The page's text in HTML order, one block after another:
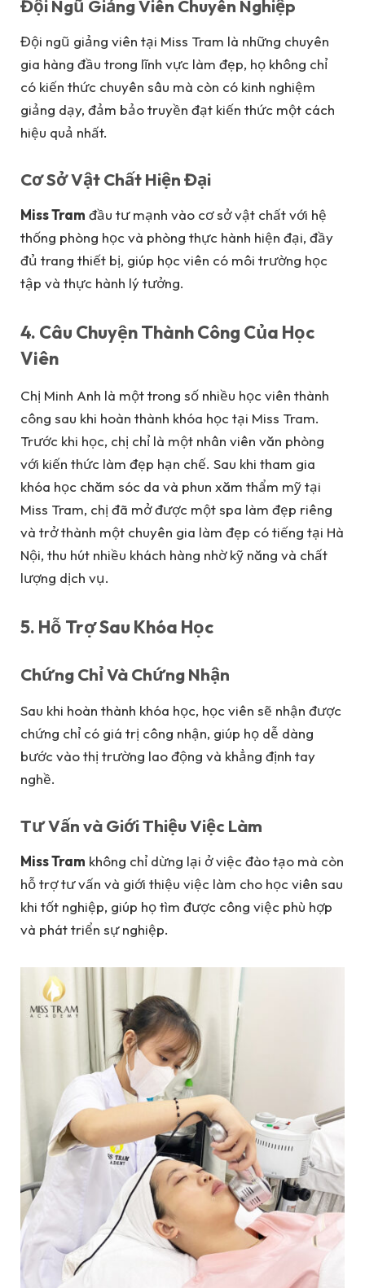
Đội Ngũ Giảng Viên Chuyên Nghiệp
Đội ngũ giảng viên tại Miss Tram là những chuyên
gia hàng đầu trong lĩnh vực làm đẹp, họ không chỉ
có kiến thức chuyên sâu mà còn có kinh nghiệm
giảng dạy, đảm bảo truyền đạt kiến thức một cách
hiệu quả nhất.
Cơ Sở Vật Chất Hiện Đại
Miss Tram đầu tư mạnh vào cơ sở vật chất với hệ
thống phòng học và phòng thực hành hiện đại, đầy
đủ trang thiết bị, giúp học viên có môi trường học
tập và thực hành lý tưởng.
4. Câu Chuyện Thành Công Của Học
Viên
Chị Minh Anh là một trong số nhiều học viên thành
công sau khi hoàn thành khóa học tại Miss Tram.
Trước khi học, chị chỉ là một nhân viên văn phòng
với kiến thức làm đẹp hạn chế. Sau khi tham gia
khóa học chăm sóc da và phun xăm thẩm mỹ tại
Miss Tram, chị đã mở được một spa làm đẹp riêng
và trở thành một chuyên gia làm đẹp có tiếng tại Hà
Nội, thu hút nhiều khách hàng nhờ kỹ năng và chất
lượng dịch vụ.
5. Hỗ Trợ Sau Khóa Học
Chứng Chỉ Và Chứng Nhận
Sau khi hoàn thành khóa học, học viên sẽ nhận được
chứng chỉ có giá trị công nhận, giúp họ dễ dàng
bước vào thị trường lao động và khẳng định tay
nghề.
Tư Vấn và Giới Thiệu Việc Làm
Miss Tram không chỉ dừng lại ở việc đào tạo mà còn
hỗ trợ tư vấn và giới thiệu việc làm cho học viên sau
khi tốt nghiệp, giúp họ tìm được công việc phù hợp
và phát triển sự nghiệp.